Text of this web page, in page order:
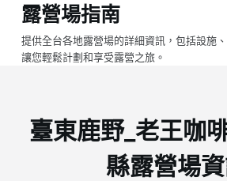
跳
至
主
露營場指南
提供全台各地露營場的詳細資訊，包括設施
讓您輕鬆計劃和享受露營之旅。
臺東鹿野_老王咖
縣露營場